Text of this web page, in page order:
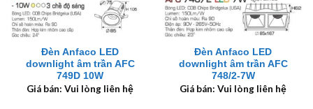
Đèn Anfaco LED
downlight âm trần AFC
749D 10W
Giá bán: Vui lòng liên hệ
Đèn Anfaco LED
downlight âm trần AFC
748/2-7W
Giá bán: Vui lòng liên hệ